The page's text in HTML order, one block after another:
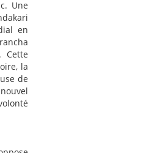
Une
en
Cette
la
de